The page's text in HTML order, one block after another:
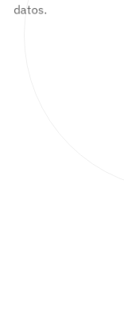
datos.